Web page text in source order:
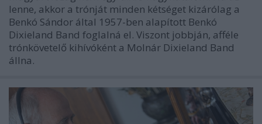
lenne, akkor a trónját minden kétséget kizárólag a
Benkó Sándor által 1957-ben alapított Benkó
Dixieland Band foglalná el. Viszont jobbján, afféle
trónkövetelő kihívóként a Molnár Dixieland Band
állna.